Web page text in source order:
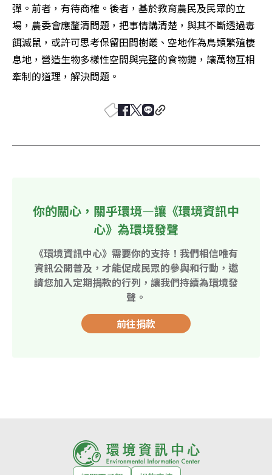
彈。前者，有待商榷。後者，基於教育農民及民眾的立
場，農委會應釐清問題，把事情講清楚，與其不斷透過毒
餌滅鼠，或許可思考保留田間樹叢、空地作為鳥類繁殖棲
息地，營造生物多樣性空間與完整的食物鏈，讓萬物互相
牽制的道理，解決問題。
你的關心，關乎環境—讓《環境資訊中
心》為環境發聲
《環境資訊中心》需要你的支持！我們相信唯有
資訊公開普及，才能促成民眾的參與和行動，邀
請您加入定期捐款的行列，讓我們持續為環境發
聲。
前往捐款